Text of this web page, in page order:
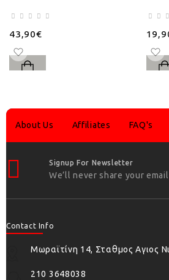
43,90€
About Us Affiliates FAQ's
Signup For Newsletter
We’ll never share your
Contact Info
Μωραϊτίνη 14, Σταθμος Αγιος
210 3648038